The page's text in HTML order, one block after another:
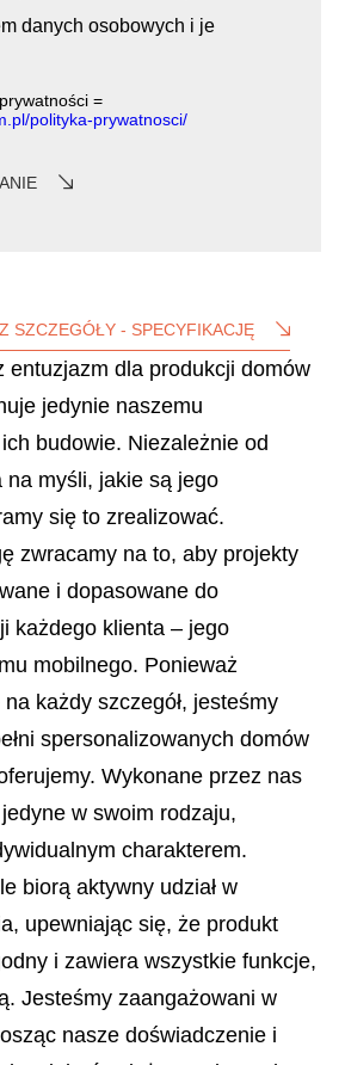
danych osobowych i je
=
polityka-prywatnosci/
SZCZEGÓŁY - SPECYFIKACJĘ
entuzjazm dla produkcji domów
jedynie naszemu
budowie. Niezależnie od
na myśli, jakie są jego
się to zrealizować.
zwracamy na to, aby projekty
i dopasowane do
każdego klienta – jego
mobilnego. Ponieważ
każdy szczegół, jesteśmy
spersonalizowanych domów
Wykonane przez nas
w swoim rodzaju,
charakterem.
biorą aktywny udział w
upewniając się, że produkt
i zawiera wszystkie funkcje,
Jesteśmy zaangażowani w
nasze doświadczenie i